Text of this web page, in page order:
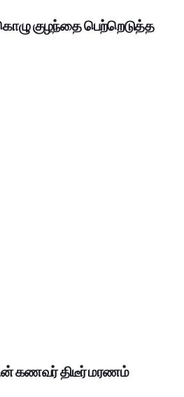
குழந்தை பெற்றெடுத்த
கணவர் திடீர் மரணம்